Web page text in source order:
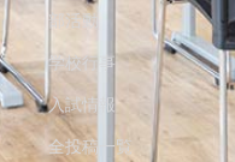
部活動
学校行事
入試情報
全投稿一覧